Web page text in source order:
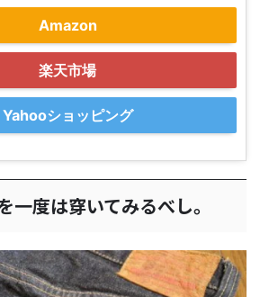
Amazon
楽天市場
Yahooショッピング
一度は穿いてみるべし。